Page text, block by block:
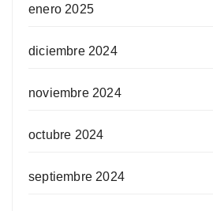
enero 2025
diciembre 2024
noviembre 2024
octubre 2024
septiembre 2024